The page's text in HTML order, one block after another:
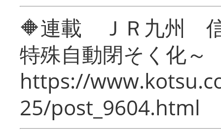
🔶連載 ＪＲ九州 信
特殊自動閉そく化～
https://
25/post_9604.html